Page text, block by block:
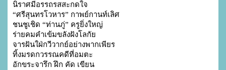
นิราศมีอรรถรสสะกดใจ
“ศรีสุนทรโวหาร” กาพย์กานท์เลิศ
ชนชูเชิด “ท่านภู่” ครูยิ่งใหญ่
ร่ายคมคำเข้มขลังฝังโลกัย
จารฝันใฝ่กวีวากย์อย่างพากเพียร
ทิ้งมรดกวรรณคดีที่อมตะ
อักขระจารึก ฝึก คัด เขียน